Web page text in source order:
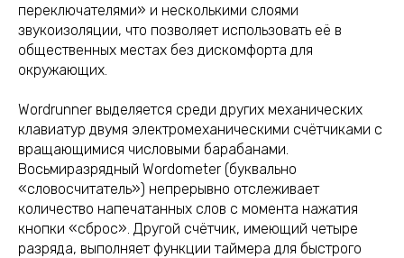
переключателями» и несколькими слоями
звукоизоляции, что позволяет использовать её в
общественных местах без дискомфорта для
окружающих.
Wordrunner выделяется среди других механических
клавиатур двумя электромеханическими счётчиками с
вращающимися числовыми барабанами.
Восьмиразрядный Wordometer (буквально
«словосчитатель») непрерывно отслеживает
количество напечатанных слов с момента нажатия
кнопки «сброс». Другой счётчик, имеющий четыре
разряда, выполняет функции таймера для быстрого